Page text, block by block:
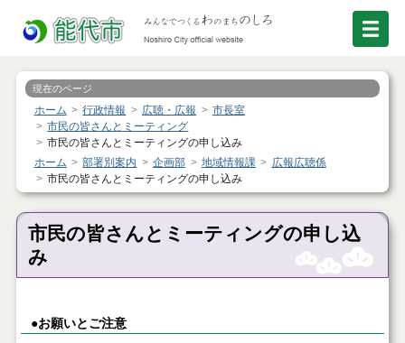
現在のページ
ホーム 行政情報 広聴・広報
市長室
市民の皆さんとミーティング
市民の皆さんとミーティングの申し込み
ホーム
部署別案内 企画部 地域情報課
広報広聴係
市民の皆さんとミーティングの申し込み
市民の皆さんとミーティングの申し込
み
●お願いとご注意